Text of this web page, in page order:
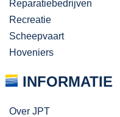
Reparatiebedrijven
Recreatie
Scheepvaart
Hoveniers
INFORMATIE
Over JPT